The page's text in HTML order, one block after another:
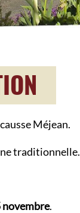
Méjean.
traditionnelle.
novembre.